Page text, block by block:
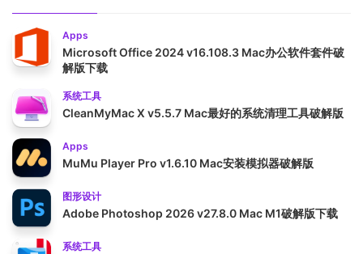
Apps
Microsoft Office 2024 v16.108.3 Mac办公软件套件破
解版下载
系统工具
CleanMyMac X v5.5.7 Mac最好的系统清理工具破解版
Apps
MuMu Player Pro v1.6.10 Mac安装模拟器破解版
图形设计
Adobe Photoshop 2026 v27.8.0 Mac M1破解版下载
系统工具